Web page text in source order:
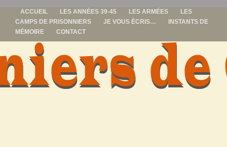
ACCUEIL LES ANNÉES 39-45 LES ARMÉES
LES
CAMPS DE PRISONNIERS
JE VOUS ÉCRIS…
INSTANTS DE
MÉMOIRE
CONTACT
prisonniers de